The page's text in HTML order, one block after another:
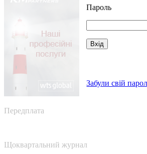
Пароль
Забули свій
Передплата
Щоквартальний журнал